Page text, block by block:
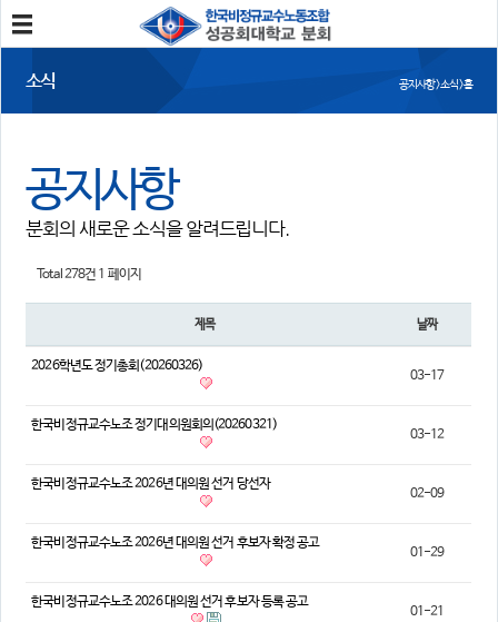
분회소개
소식
공지사항
조합활동
자유게시판 건의사항
소식 공지사항 > 소식 > 홈
공지사항
분회의 새로운 소식을 알려드립니다.
Total 278건 1 페이지
제목 날짜
2026학년도 정기총회(20260326)
03-17
한국비정규교수노조 정기대의원회의(20260321)
03-12
한국비정규교수노조 2026년 대의원 선거 당선자
02-09
한국비정규교수노조 2026년 대의원 선거 후보자 확정 공고
01-29
한국비정규교수노조 2026 대의원 선거 후보자 등록 공고
01-21